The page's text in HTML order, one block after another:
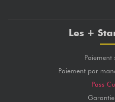
Les +
Paiement
Paiement par
Pass